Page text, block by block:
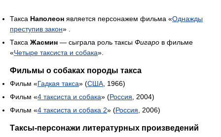
Такса Наполеон является персонажем фильма «Однажды
преступив закон» .
Такса Жасмин — сыграла роль таксы Фигаро в фильме
«Четыре таксиста и собака».
Фильмы о собаках породы такса
Фильм «Гадкая такса» (США , 1966)
Фильм «4 таксиста и собака» (Россия , 2004)
Фильм «4 таксиста и собака 2» (Россия , 2006)
Таксы-персонажи литературных произведений